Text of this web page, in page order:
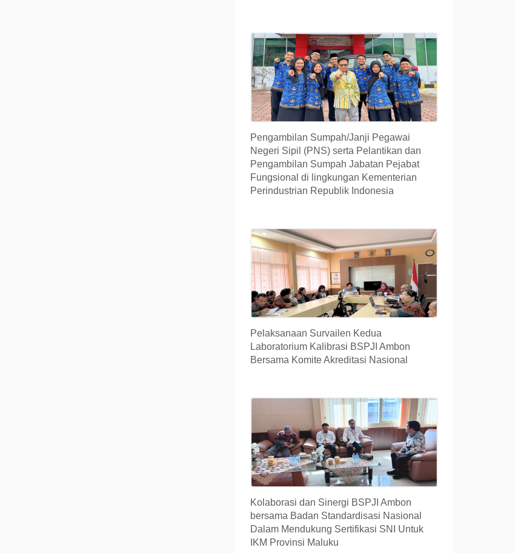
Pengambilan Sumpah/Janji Pegawai
Negeri Sipil (PNS) serta Pelantikan dan
Pengambilan Sumpah Jabatan Pejabat
Fungsional di lingkungan Kementerian
Perindustrian Republik Indonesia
Pelaksanaan Survailen Kedua
Laboratorium Kalibrasi BSPJI Ambon
Bersama Komite Akreditasi Nasional
Kolaborasi dan Sinergi BSPJI Ambon
bersama Badan Standardisasi Nasional
Dalam Mendukung Sertifikasi SNI Untuk
IKM Provinsi Maluku